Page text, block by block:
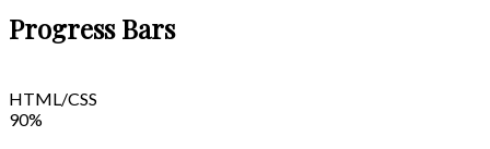
Progress Bars
HTML/CSS
90%